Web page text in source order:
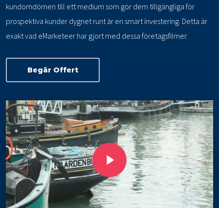
kundomdömen till ett medium som gör dem tillgängliga för
prospektiva kunder dygnet runt är en smart investering. Detta är
exakt vad eMarketeer har gjort med dessa företagsfilmer.
Begär Offert
Play Video